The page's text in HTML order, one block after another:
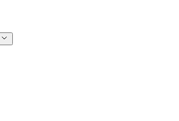
également des informations sur votre